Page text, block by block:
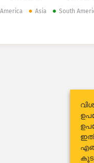
Asia South
ഇത്